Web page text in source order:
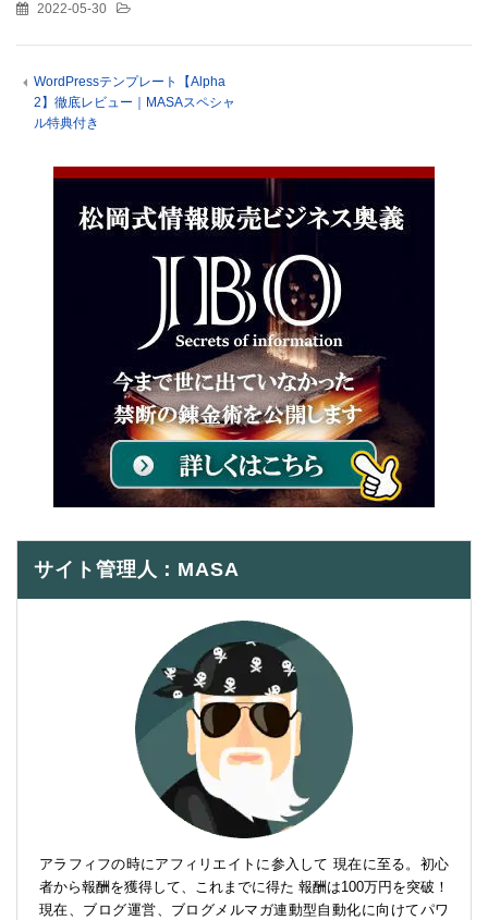
2022-05-30
WordPressテンプレート【Alpha
2】徹底レビュー｜MASAスペシャ
ル特典付き
サイト管理人：MASA
アラフィフの時にアフィリエイトに参入して 現在に至る。初心
者から報酬を獲得して、これまでに得た 報酬は100万円を突破！
現在、ブログ運営、ブログメルマガ連動型自動化に向けてパワ